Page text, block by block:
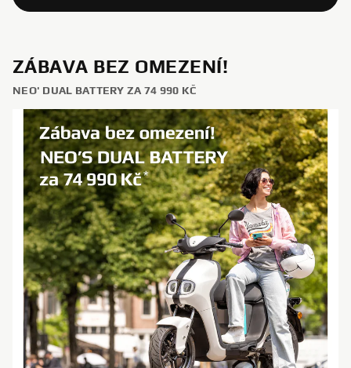
ZÁBAVA BEZ OMEZENÍ!
NEO' DUAL BATTERY ZA 74 990 KČ